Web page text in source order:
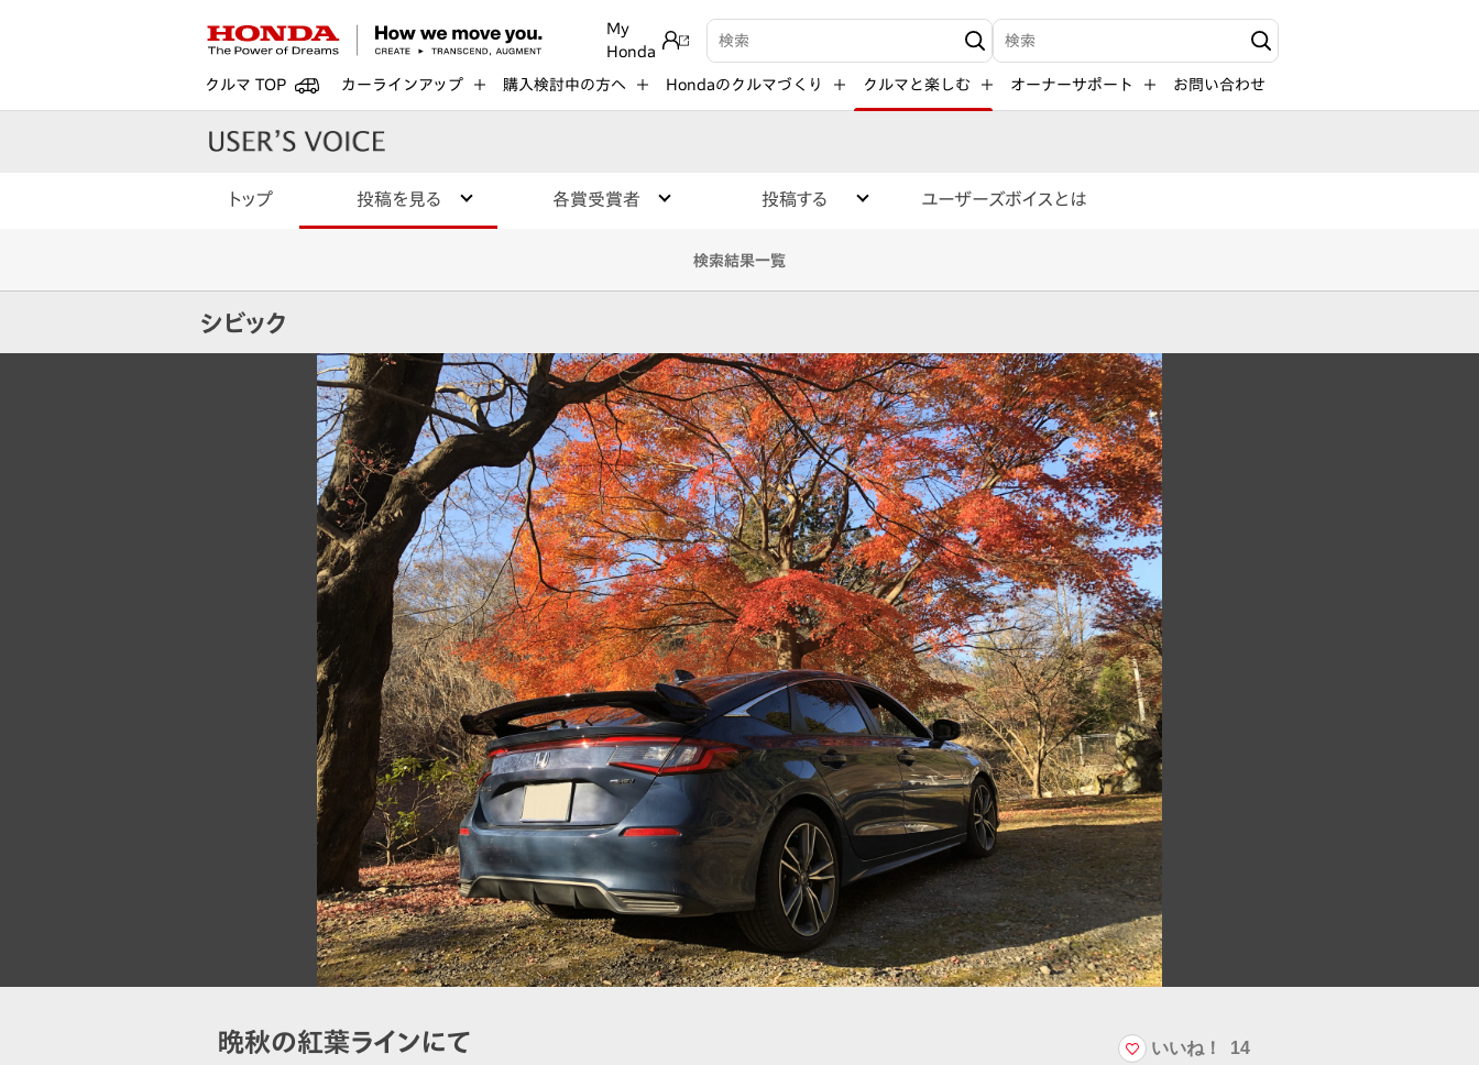
My
Honda
検索キーワード入力 検索キーワード入力
クルマ TOP カーラインアップ 購入検討中の方へ Hondaのクルマづくり クルマと楽しむ オーナーサポート お問い合わせ
トップ 投稿を見る 各賞受賞者 投稿する ユーザーズボイスとは
検索結果一覧
シビック
晩秋の紅葉ラインにて いいね！ 14